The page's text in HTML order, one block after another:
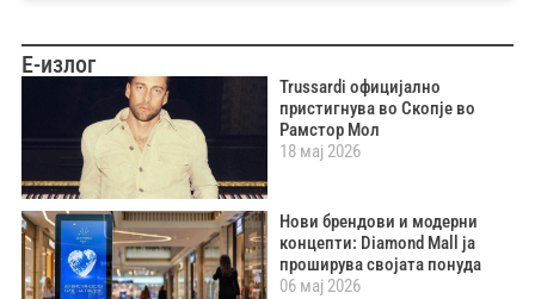
Е-излог
Trussardi официјално
пристигнува во Скопје во
Рамстор Мол
18 мај 2026
Нови брендови и модерни
концепти: Diamond Mall ја
проширува својата понуда
06 мај 2026